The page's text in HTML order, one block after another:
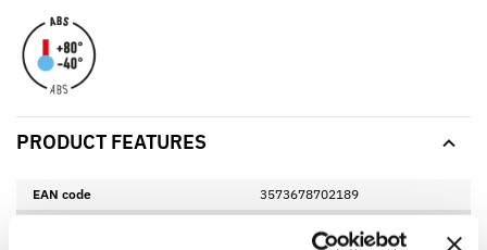
PRODUCT FEATURES
EAN code
3573678702189